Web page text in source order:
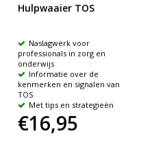
Hulpwaaier TOS
Naslagwerk voor
professionals in zorg en
onderwijs
Informatie over de
kenmerken en signalen van
TOS
Met tips en strategieën
€16,95